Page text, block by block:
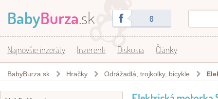
BabyBurza.sk 0
Najnovšie inzeráty Inzerenti Diskusia Články
BabyBurza.sk Hračky Odrážadlá, trojkolky, bicykle